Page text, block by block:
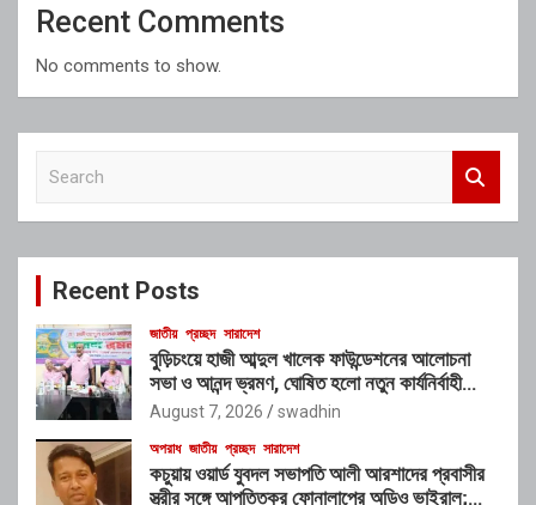
Recent Comments
No comments to show.
c
Recent Posts
জাতীয় প্রচ্ছদ সারাদেশ
বুড়িচংয়ে হাজী আব্দুল খালেক ফাউন্ডেশনের আলোচনা
সভা ও আনন্দ ভ্রমণ, ঘোষিত হলো নতুন কার্যনির্বাহী
কমিটি
August 7, 2026 swadhin
অপরাধ জাতীয় প্রচ্ছদ সারাদেশ
কচুয়ায় ওয়ার্ড যুবদল সভাপতি আলী আরশাদের প্রবাসীর
স্ত্রীর সঙ্গে আপত্তিকর ফোনালাপের অডিও ভাইরাল;